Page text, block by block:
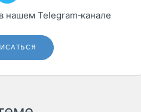
нашем Telegram‑канале